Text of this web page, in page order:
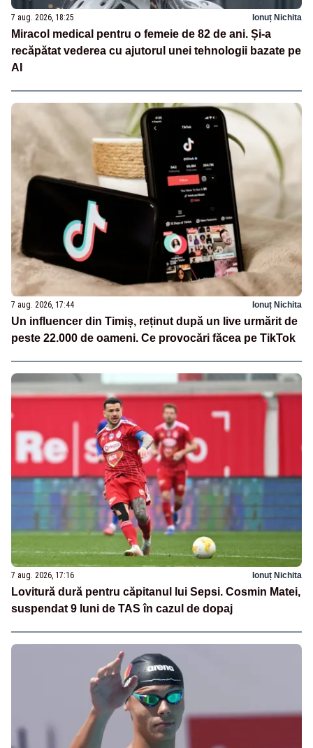
7 aug. 2026, 18:25 Ionuț Nichita
Miracol medical pentru o femeie de 82 de ani. Și-a
recăpătat vederea cu ajutorul unei tehnologii bazate pe
AI
7 aug. 2026, 17:44 Ionuț Nichita
Un influencer din Timiș, reținut după un live urmărit de
peste 22.000 de oameni. Ce provocări făcea pe TikTok
7 aug. 2026, 17:16 Ionuț Nichita
Lovitură dură pentru căpitanul lui Sepsi. Cosmin Matei,
suspendat 9 luni de TAS în cazul de dopaj